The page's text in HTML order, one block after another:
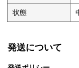
状態
発送について